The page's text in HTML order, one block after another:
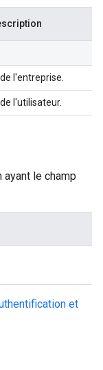
de l'entreprise.
de l'utilisateur.
le champ
et